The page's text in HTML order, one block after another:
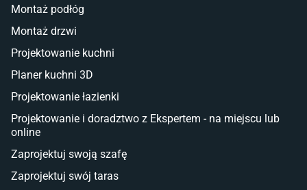
Taras i balkon
Sztuczna trawa miękka
Koce i pledy
Płytki na balkon
Lampy stojące LED
Płytki
Płytki Cersanit
Montaż podłóg
Montaż drzwi
Projektowanie kuchni
Planer kuchni 3D
Projektowanie łazienki
Projektowanie i doradztwo z Ekspertem - na miejscu lub
online
Zaprojektuj swoją szafę
Zaprojektuj swój taras